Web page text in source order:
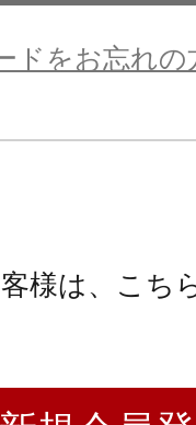
ドをお忘れの
様は、こち